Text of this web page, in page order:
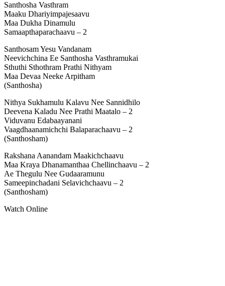
Santhosha Vasthram
Maaku Dhariyimpajesaavu
Maa Dukha Dinamulu
Samaapthaparachaavu – 2
Santhosam Yesu Vandanam
Neevichchina Ee Santhosha Vasthramukai
Sthuthi Sthothram Prathi Nithyam
Maa Devaa Neeke Arpitham
(Santhosha)
Nithya Sukhamulu Kalavu Nee Sannidhilo
Deevena Kaladu Nee Prathi Maatalo – 2
Viduvanu Edabaayanani
Vaagdhaanamichchi Balaparachaavu – 2
(Santhosham)
Rakshana Aanandam Maakichchaavu
Maa Kraya Dhanamanthaa Chellinchaavu – 2
Ae Thegulu Nee Gudaaramunu
Sameepinchadani Selavichchaavu – 2
(Santhosham)
Watch Online